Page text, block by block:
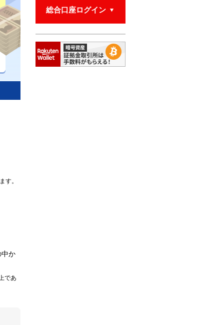
す。
中か
であ
総合口座ログイン